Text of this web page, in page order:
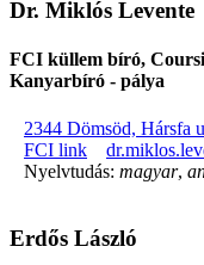
Dr. Miklós Levente
FCI küllem bíró,
Kanyarbíró - pálya
2344 Dömsöd, Hársfa
FCI link
Nyelvtudás: magyar,
Erdős László